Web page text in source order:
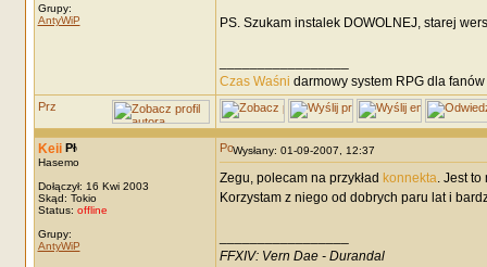
Grupy:
AntyWiP
PS. Szukam instalek DOWOLNEJ, starej
Czas Waśni darmowy system RPG dla
Keii
Hasemo
Dołączył: 16 Kwi 2003
Skąd: Tokio
Status: offline
Grupy:
AntyWiP
Wysłany: 01-09-2007, 12:37
Zegu, polecam na przykład konnekta. Jest to
Korzystam z niego od dobrych paru lat i
FFXIV: Vern Dae - Durandal